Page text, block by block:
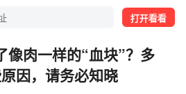
打开看看
像肉一样的“血块”？多
因，请务必知晓